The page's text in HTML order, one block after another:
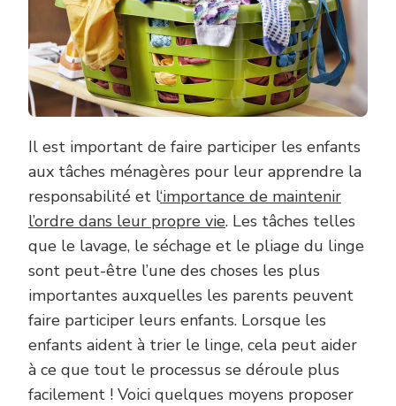
Il est important de faire participer les enfants
aux tâches ménagères pour leur apprendre la
responsabilité et l‘importance de maintenir
l’ordre dans leur propre vie. Les tâches telles
que le lavage, le séchage et le pliage du linge
sont peut-être l’une des choses les plus
importantes auxquelles les parents peuvent
faire participer leurs enfants. Lorsque les
enfants aident à trier le linge, cela peut aider
à ce que tout le processus se déroule plus
facilement ! Voici quelques moyens proposer